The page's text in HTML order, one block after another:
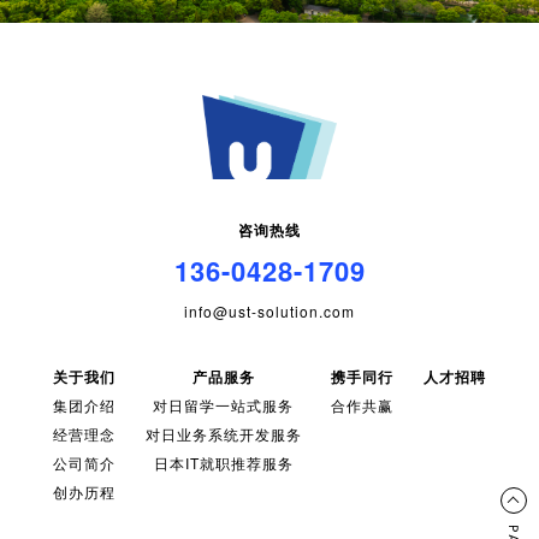
咨询热线
136-0428-1709
info@ust-solution.com
关于我们
集团介绍
经营理念
公司简介
创办历程
产品服务
对日留学一站式服务
对日业务系统开发服务
日本IT就职推荐服务
携手同行
合作共赢
人才招聘